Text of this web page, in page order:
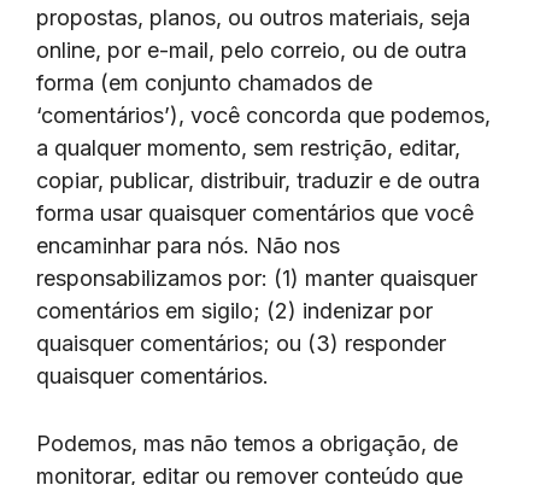
propostas, planos, ou outros materiais, seja
online, por e-mail, pelo correio, ou de outra
forma (em conjunto chamados de
‘comentários’), você concorda que podemos,
a qualquer momento, sem restrição, editar,
copiar, publicar, distribuir, traduzir e de outra
forma usar quaisquer comentários que você
encaminhar para nós. Não nos
responsabilizamos por: (1) manter quaisquer
comentários em sigilo; (2) indenizar por
quaisquer comentários; ou (3) responder
quaisquer comentários.
Podemos, mas não temos a obrigação, de
monitorar, editar ou remover conteúdo que